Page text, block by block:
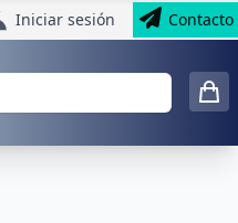
Iniciar sesión Contacto